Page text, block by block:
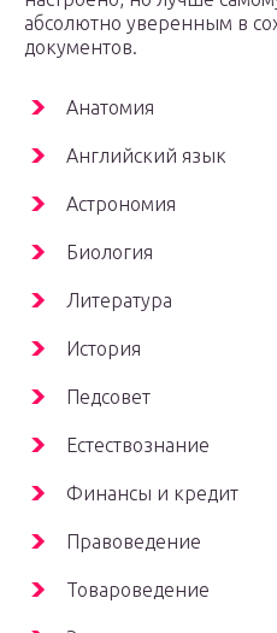
абсолютно уверенным в
документов.
Анатомия
Английский язык
Астрономия
Биология
Литература
История
Педсовет
Естествознание
Финансы и кредит
Правоведение
Товароведение